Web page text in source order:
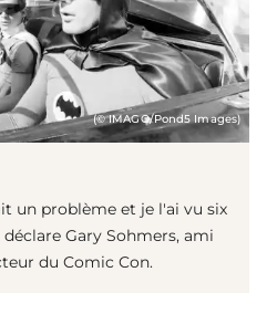
(© IMAGO/Pond5 Images)
un problème et je l'ai vu six
Gary Sohmers, ami
du Comic Con.